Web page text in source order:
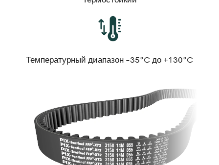
Температурный диапазон -35°C до +130°C